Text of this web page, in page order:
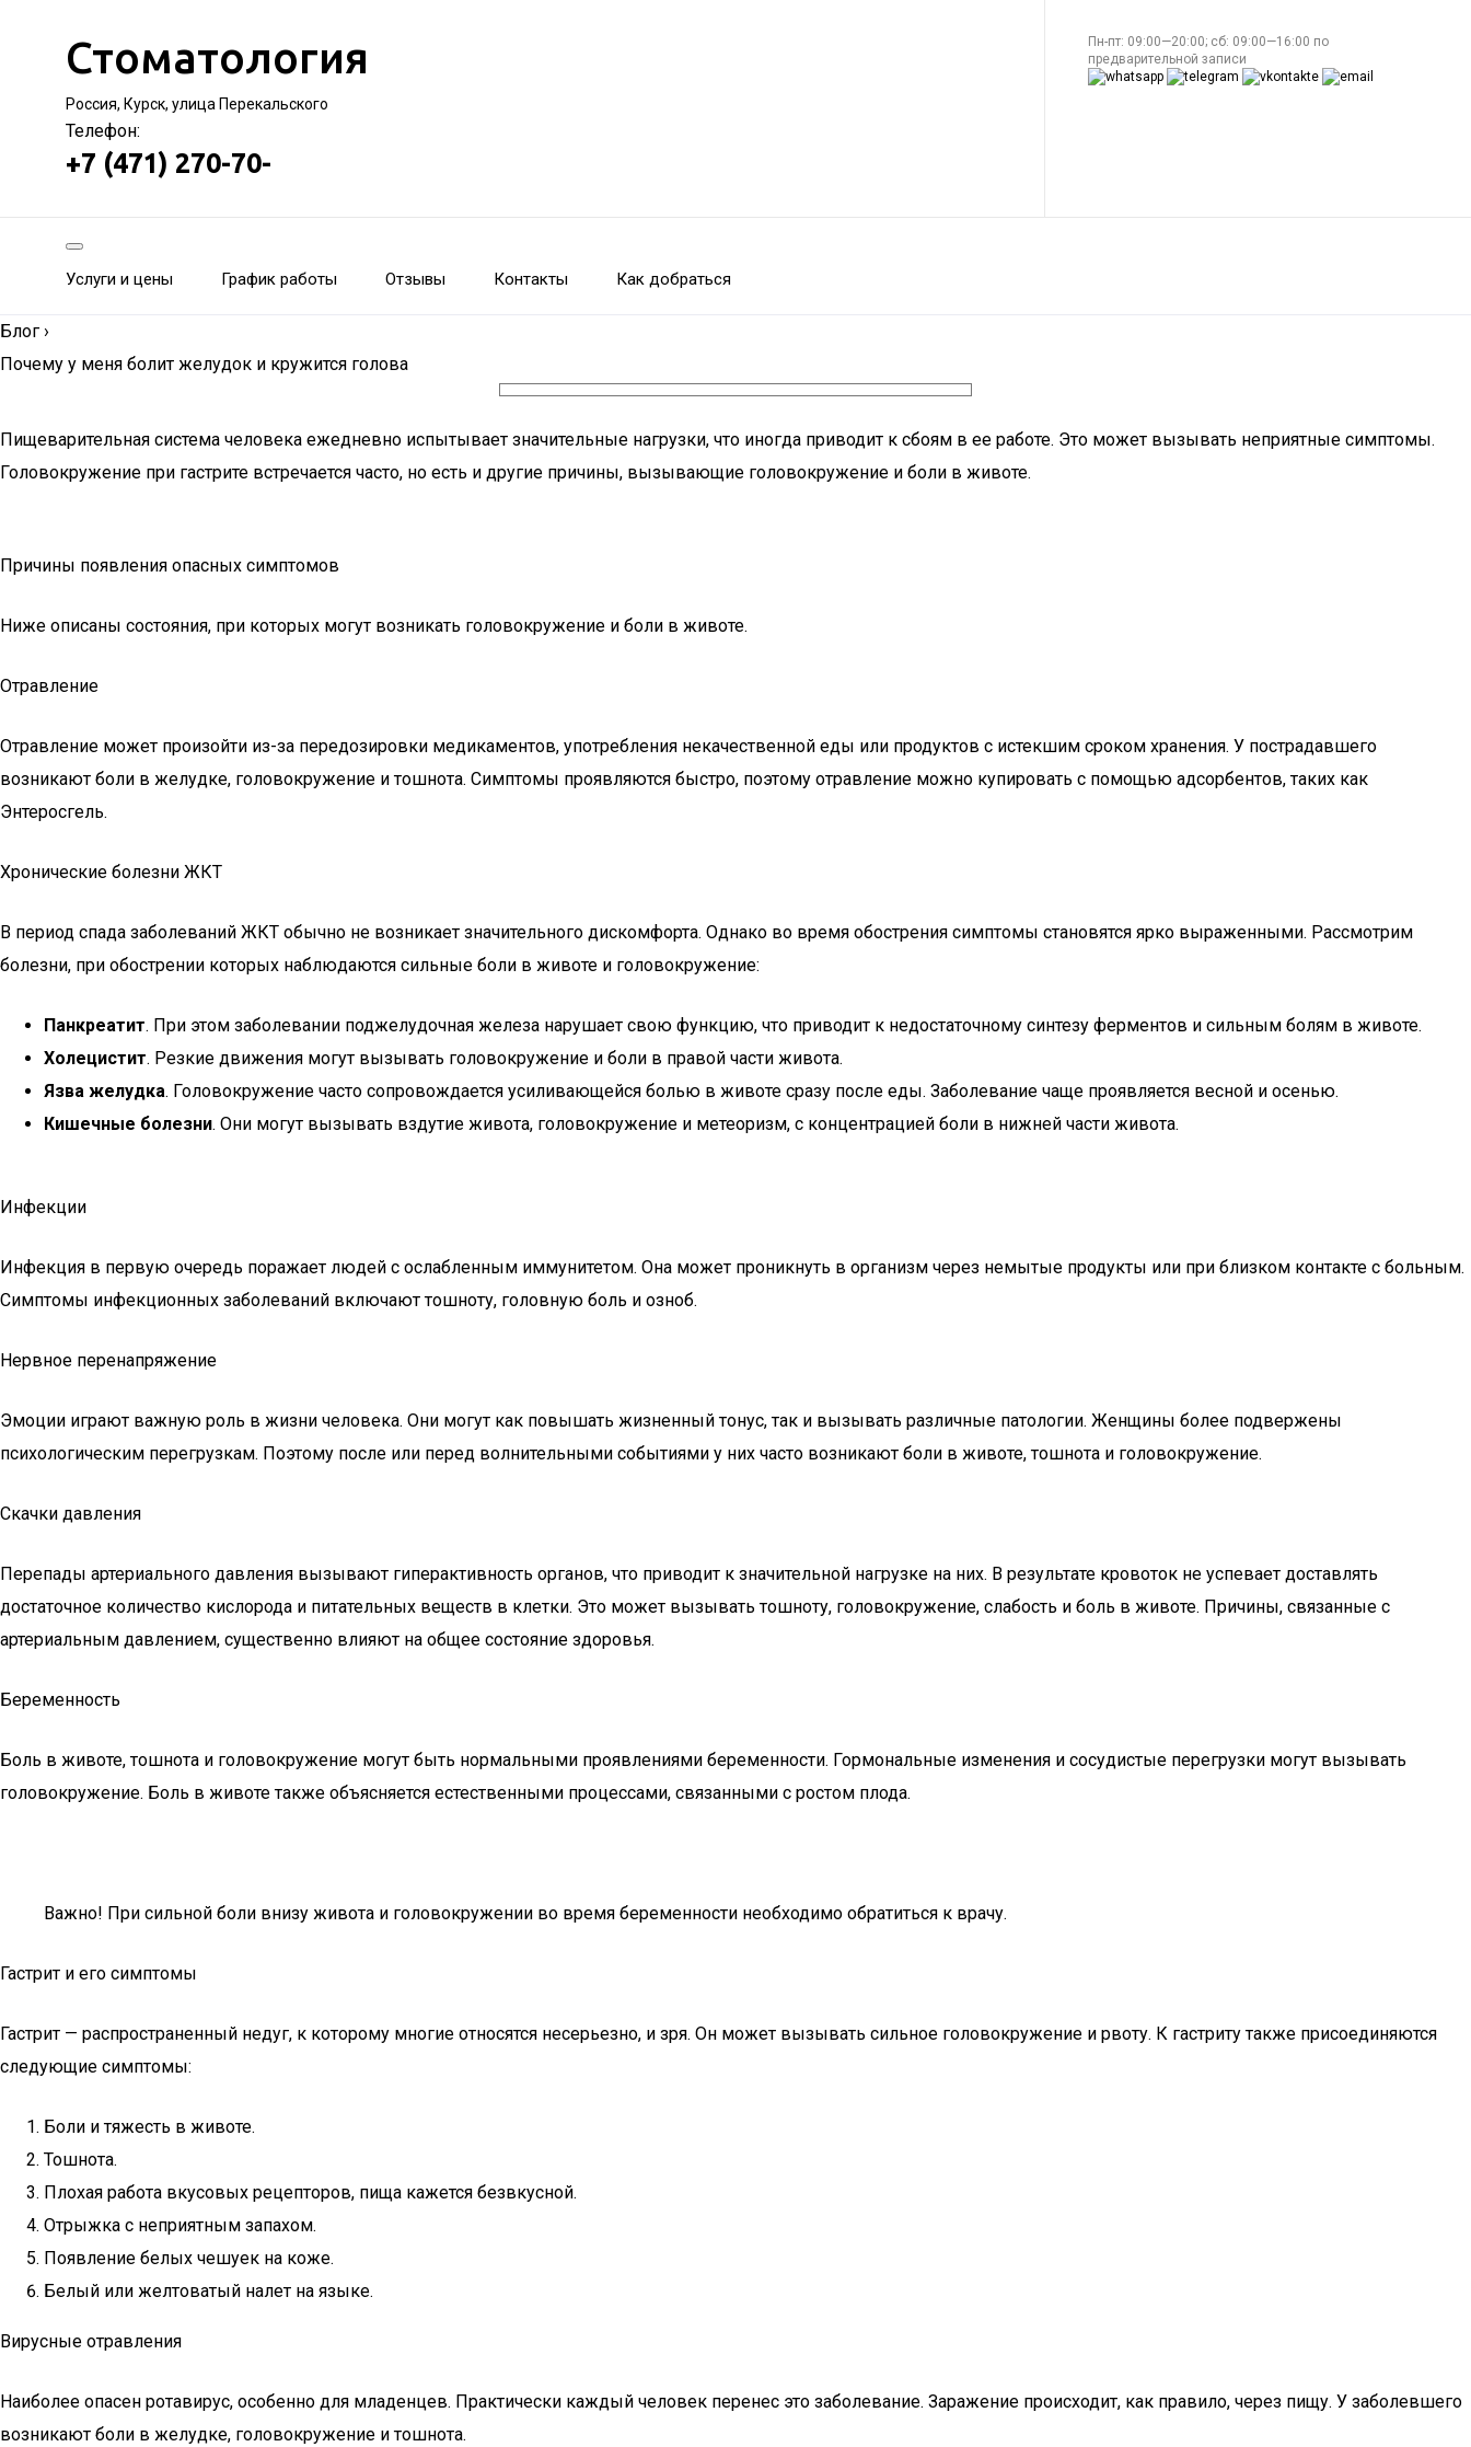
Стоматология
Россия, Курск, улица Перекальского
Телефон:
+7 (471) 270-70-
Пн-пт: 09:00—20:00; сб: 09:00—16:00 по
предварительной записи
Услуги и цены График работы Отзывы Контакты Как добраться
Блог ›
Почему у меня болит желудок и кружится голова
Пищеварительная система человека ежедневно испытывает значительные нагрузки, что иногда приводит к сбоям в ее работе. Это может вызывать неприятные симптомы.
Головокружение при гастрите встречается часто, но есть и другие причины, вызывающие головокружение и боли в животе.
Причины появления опасных симптомов
Ниже описаны состояния, при которых могут возникать головокружение и боли в животе.
Отравление
Отравление может произойти из-за передозировки медикаментов, употребления некачественной еды или продуктов с истекшим сроком хранения. У пострадавшего
возникают боли в желудке, головокружение и тошнота. Симптомы проявляются быстро, поэтому отравление можно купировать с помощью адсорбентов, таких как
Энтеросгель.
Хронические болезни ЖКТ
В период спада заболеваний ЖКТ обычно не возникает значительного дискомфорта. Однако во время обострения симптомы становятся ярко выраженными. Рассмотрим
болезни, при обострении которых наблюдаются сильные боли в животе и головокружение:
Панкреатит. При этом заболевании поджелудочная железа нарушает свою функцию, что приводит к недостаточному синтезу ферментов и сильным болям в животе.
Холецистит. Резкие движения могут вызывать головокружение и боли в правой части живота.
Язва желудка. Головокружение часто сопровождается усиливающейся болью в животе сразу после еды. Заболевание чаще проявляется весной и осенью.
Кишечные болезни. Они могут вызывать вздутие живота, головокружение и метеоризм, с концентрацией боли в нижней части живота.
Инфекции
Инфекция в первую очередь поражает людей с ослабленным иммунитетом. Она может проникнуть в организм через немытые продукты или при близком контакте с больным.
Симптомы инфекционных заболеваний включают тошноту, головную боль и озноб.
Нервное перенапряжение
Эмоции играют важную роль в жизни человека. Они могут как повышать жизненный тонус, так и вызывать различные патологии. Женщины более подвержены
психологическим перегрузкам. Поэтому после или перед волнительными событиями у них часто возникают боли в животе, тошнота и головокружение.
Скачки давления
Перепады артериального давления вызывают гиперактивность органов, что приводит к значительной нагрузке на них. В результате кровоток не успевает доставлять
достаточное количество кислорода и питательных веществ в клетки. Это может вызывать тошноту, головокружение, слабость и боль в животе. Причины, связанные с
артериальным давлением, существенно влияют на общее состояние здоровья.
Беременность
Боль в животе, тошнота и головокружение могут быть нормальными проявлениями беременности. Гормональные изменения и сосудистые перегрузки могут вызывать
головокружение. Боль в животе также объясняется естественными процессами, связанными с ростом плода.
Важно! При сильной боли внизу живота и головокружении во время беременности необходимо обратиться к врачу.
Гастрит и его симптомы
Гастрит — распространенный недуг, к которому многие относятся несерьезно, и зря. Он может вызывать сильное головокружение и рвоту. К гастриту также присоединяются
следующие симптомы:
Боли и тяжесть в животе.
Тошнота.
Плохая работа вкусовых рецепторов, пища кажется безвкусной.
Отрыжка с неприятным запахом.
Появление белых чешуек на коже.
Белый или желтоватый налет на языке.
Вирусные отравления
Наиболее опасен ротавирус, особенно для младенцев. Практически каждый человек перенес это заболевание. Заражение происходит, как правило, через пищу. У заболевшего
возникают боли в желудке, головокружение и тошнота.